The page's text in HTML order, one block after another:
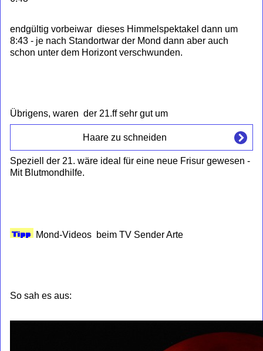
endgültig vorbeiwar dieses Himmelspektakel dann um
8:43 - je nach Standortwar der Mond dann aber auch
schon unter dem Horizont verschwunden.
Übrigens, waren der 21.ff sehr gut um
Haare zu schneiden
Speziell der 21. wäre ideal für eine neue Frisur gewesen -
Mit Blutmondhilfe.
Mond-Videos beim TV Sender Arte
So sah es aus: